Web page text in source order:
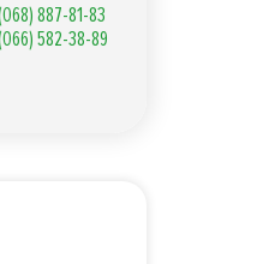
887-81-83
582-38-89